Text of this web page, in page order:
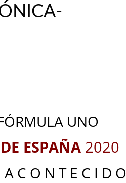
UNO
ESPAÑA 2020
__A C O N T E C I D O